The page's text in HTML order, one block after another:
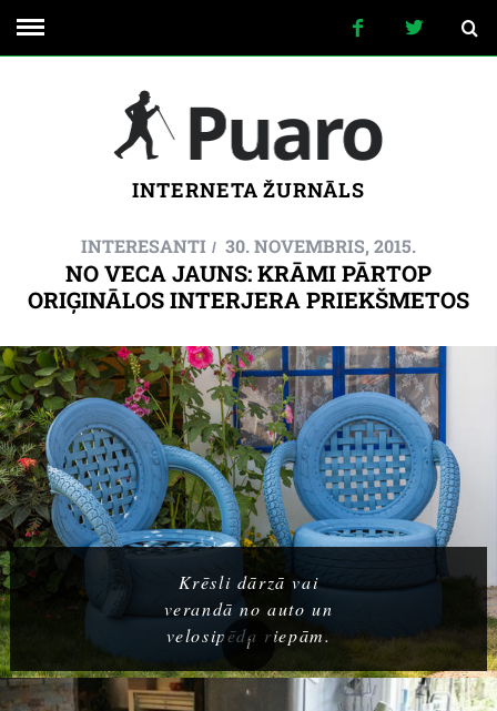
INTERNETA ŽURNĀLS
INTERESANTI 30. NOVEMBRIS, 2015.
NO VECA JAUNS: KRĀMI PĀRTOP
ORIĢINĀLOS INTERJERA PRIEKŠMETOS
Krēsli dārzā vai
verandā no auto un
velosipēda riepām.